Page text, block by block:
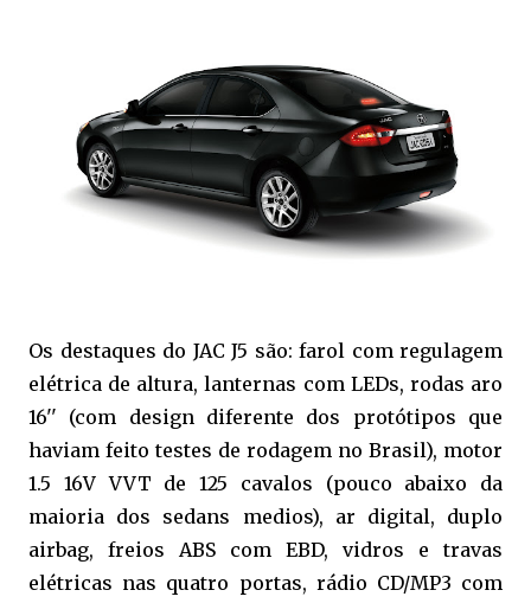
Os destaques do JAC J5 são: farol com regulagem
elétrica de altura, lanternas com LEDs, rodas aro
16'' (com design diferente dos protótipos que
haviam feito testes de rodagem no Brasil), motor
1.5 16V VVT de 125 cavalos (pouco abaixo da
maioria dos sedans medios), ar digital, duplo
airbag, freios ABS com EBD, vidros e travas
elétricas nas quatro portas, rádio CD/MP3 com